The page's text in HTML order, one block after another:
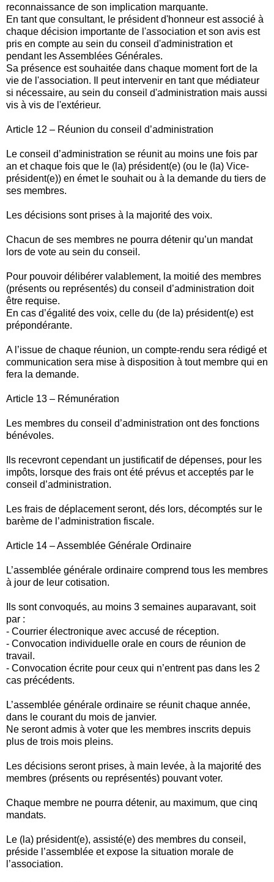
reconnaissance de son implication marquante.
En tant que consultant, le président d'honneur est associé à
chaque décision importante de l'association et son avis est
pris en compte au sein du conseil d'administration et
pendant les Assemblées Générales.
Sa présence est souhaitée dans chaque moment fort de la
vie de l'association. Il peut intervenir en tant que médiateur
si nécessaire, au sein du conseil d'administration mais aussi
vis à vis de l'extérieur.
Article 12 – Réunion du conseil d’administration
Le conseil d’administration se réunit au moins une fois par
an et chaque fois que le (la) président(e) (ou le (la) Vice-
président(e)) en émet le souhait ou à la demande du tiers de
ses membres.
Les décisions sont prises à la majorité des voix.
Chacun de ses membres ne pourra détenir qu’un mandat
lors de vote au sein du conseil.
Pour pouvoir délibérer valablement, la moitié des membres
(présents ou représentés) du conseil d’administration doit
être requise.
En cas d’égalité des voix, celle du (de la) président(e) est
prépondérante.
A l’issue de chaque réunion, un compte-rendu sera rédigé et
communication sera mise à disposition à tout membre qui en
fera la demande.
Article 13 – Rémunération
Les membres du conseil d’administration ont des fonctions
bénévoles.
Ils recevront cependant un justificatif de dépenses, pour les
impôts, lorsque des frais ont été prévus et acceptés par le
conseil d’administration.
Les frais de déplacement seront, dés lors, décomptés sur le
barème de l’administration fiscale.
Article 14 – Assemblée Générale Ordinaire
L’assemblée générale ordinaire comprend tous les membres
à jour de leur cotisation.
Ils sont convoqués, au moins 3 semaines auparavant, soit
par :
- Courrier électronique avec accusé de réception.
- Convocation individuelle orale en cours de réunion de
travail.
- Convocation écrite pour ceux qui n’entrent pas dans les 2
cas précédents.
L’assemblée générale ordinaire se réunit chaque année,
dans le courant du mois de janvier.
Ne seront admis à voter que les membres inscrits depuis
plus de trois mois pleins.
Les décisions seront prises, à main levée, à la majorité des
membres (présents ou représentés) pouvant voter.
Chaque membre ne pourra détenir, au maximum, que cinq
mandats.
Le (la) président(e), assisté(e) des membres du conseil,
préside l’assemblée et expose la situation morale de
l’association.